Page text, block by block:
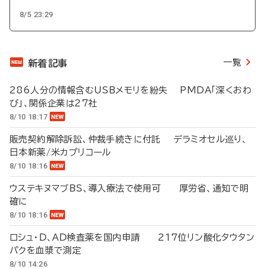
8/5 23:29
新着記事 一覧
286人分の情報含むUSBメモリを紛失 PMDA「深くおわ
び」、関係企業は27社
8/10 18:17
販売契約解除訴訟、仲裁手続きに付託 デラミオセル巡り、
日本新薬/米カプリコール
8/10 18:16
ウステキヌマブBS、導入療法で使用可 厚労省、通知で明
確に
8/10 18:16
ロシュ・D、AD検査薬を国内申請 217位リン酸化タウタン
パクを血漿で測定
8/10 14:26